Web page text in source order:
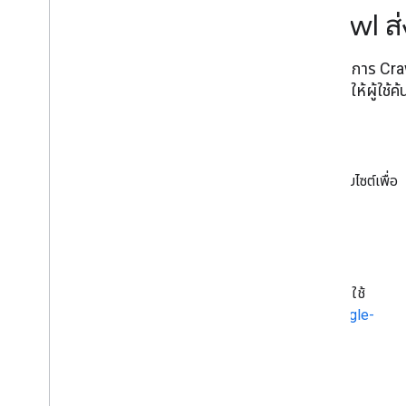
ค่ากำหนดการ Crawl
โครงสร้างพื้นฐานในการ
ปฏิบัติแนะนำจะช่วยให้ผู้ใ
Google Search ใช้ Googlebot ในการ Crawl เว็บไซต์เพื่อ
แอป Gemini และ Vertex AI API สำหรับ Gemini ใช้
ดูข้อมูลเพิ่มเติมเกี่ยวกับ Google-